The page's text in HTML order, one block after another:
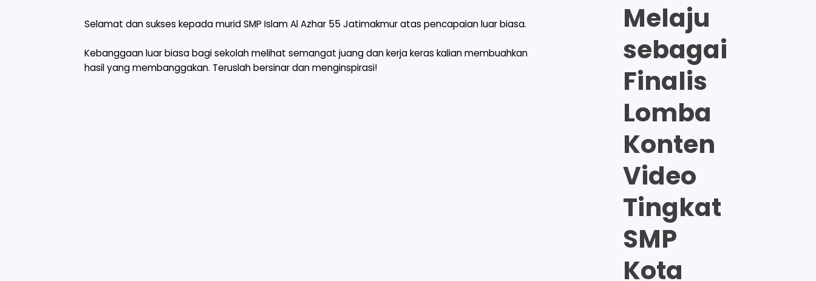
Selamat dan sukses kepada murid SMP Islam Al Azhar 55 Jatimakmur atas pencapaian luar biasa.
Kebanggaan luar biasa bagi sekolah melihat semangat juang dan kerja keras kalian membuahkan
hasil yang membanggakan. Teruslah bersinar dan menginspirasi!
Melaju
sebagai
Finalis
Lomba
Konten
Video
Tingkat
SMP
Kota